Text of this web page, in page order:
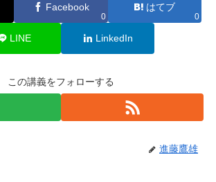
Facebook
0
はてブ
0
LINE LinkedIn
この講義をフォローする
進藤鷹雄